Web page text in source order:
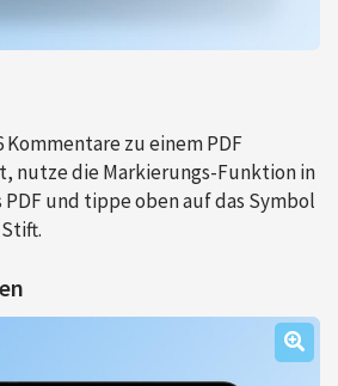
Kommentare zu einem PDF
nutze die Markierungs-Funktion in
PDF und tippe oben auf das Symbol